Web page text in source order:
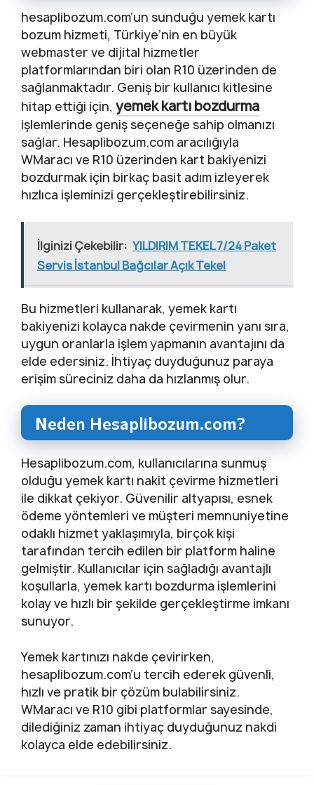
hesaplibozum.com’un sunduğu yemek kartı
bozum hizmeti, Türkiye’nin en büyük
webmaster ve dijital hizmetler
platformlarından biri olan R10 üzerinden de
sağlanmaktadır. Geniş bir kullanıcı kitlesine
hitap ettiği için, yemek kartı bozdurma
işlemlerinde geniş seçeneğe sahip olmanızı
sağlar. Hesaplibozum.com aracılığıyla
WMaracı ve R10 üzerinden kart bakiyenizi
bozdurmak için birkaç basit adım izleyerek
hızlıca işleminizi gerçekleştirebilirsiniz.
İlginizi Çekebilir: YILDIRIM TEKEL 7/24 Paket
Servis İstanbul Bağcılar Açık Tekel
Bu hizmetleri kullanarak, yemek kartı
bakiyenizi kolayca nakde çevirmenin yanı sıra,
uygun oranlarla işlem yapmanın avantajını da
elde edersiniz. İhtiyaç duyduğunuz paraya
erişim süreciniz daha da hızlanmış olur.
Neden Hesaplibozum.com?
Hesaplibozum.com, kullanıcılarına sunmuş
olduğu yemek kartı nakit çevirme hizmetleri
ile dikkat çekiyor. Güvenilir altyapısı, esnek
ödeme yöntemleri ve müşteri memnuniyetine
odaklı hizmet yaklaşımıyla, birçok kişi
tarafından tercih edilen bir platform haline
gelmiştir. Kullanıcılar için sağladığı avantajlı
koşullarla, yemek kartı bozdurma işlemlerini
kolay ve hızlı bir şekilde gerçekleştirme imkanı
sunuyor.
Yemek kartınızı nakde çevirirken,
hesaplibozum.com’u tercih ederek güvenli,
hızlı ve pratik bir çözüm bulabilirsiniz.
WMaracı ve R10 gibi platformlar sayesinde,
dilediğiniz zaman ihtiyaç duyduğunuz nakdi
kolayca elde edebilirsiniz.